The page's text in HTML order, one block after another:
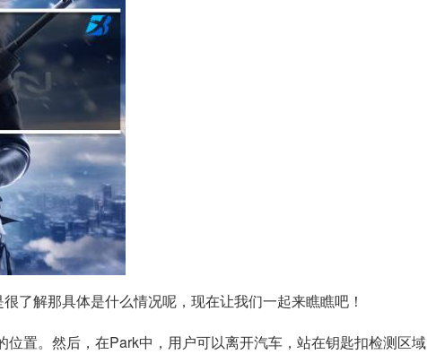
了解那具体是什么情况呢，现在让我们一起来瞧瞧吧！
位置。然后，在Park中，用户可以离开汽车，站在钥匙扣检测区域